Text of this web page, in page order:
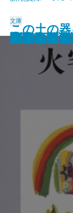
散歩のと
沈黙
彦左衛門外
エディプ
聖少女
ブンナよ
あんちゃん
この土の
部 結婚
お気に召
火宅の人〔
文庫
火宅の人〔
だれかさ
心に太陽
悲しみの歌
扇野
若き数学
ケインと
ケインと
海の史劇
橋のない